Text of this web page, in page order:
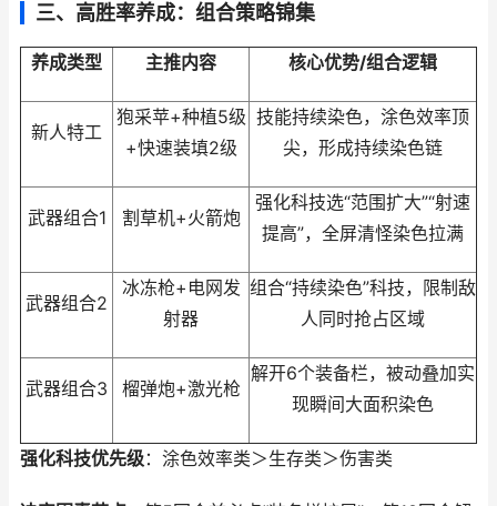
三、高胜率养成：组合策略锦集
养成类型 主推内容 核心优势/组合逻辑
新人特工
狍采苹+种植5级
+快速装填2级
技能持续染色，涂色效率顶
尖，形成持续染色链
武器组合1 割草机+火箭炮
强化科技选“范围扩大”“射速
提高”，全屏清怪染色拉满
武器组合2
冰冻枪+电网发
射器
组合“持续染色”科技，限制敌
人同时抢占区域
武器组合3 榴弹炮+激光枪
解开6个装备栏，被动叠加实
现瞬间大面积染色
强化科技优先级：涂色效率类＞生存类＞伤害类